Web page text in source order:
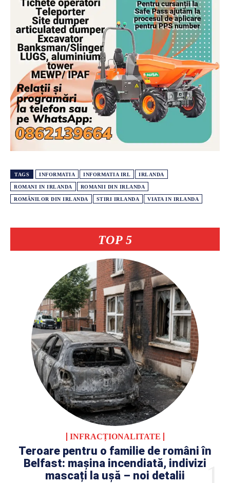
TOP 5
INFRACȚIONALITATE
Teroare pentru o familie de români în
Belfast: mașina incendiată, indivizi
mascați la ușă – noi detalii
TAGS INFORMATIA INFORMATIA IRL IRLANDA
ROMANI IN IRLANDA ROMANII DIN IRLANDA
ROMÂNILOR DIN IRLANDA STIRI IRLANDA VIATA IN IRLANDA